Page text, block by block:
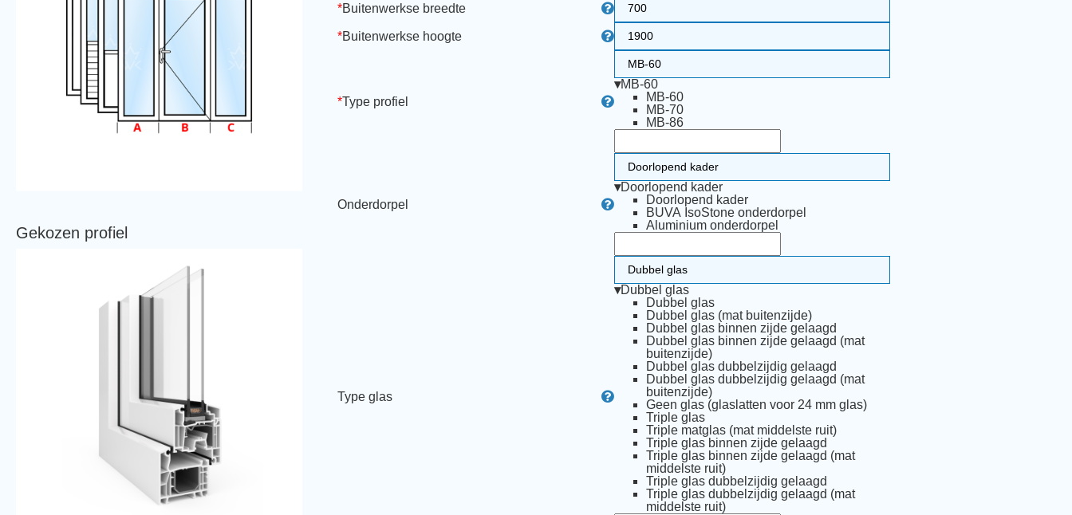
Gekozen profiel
*Buitenwerkse breedte
*Buitenwerkse hoogte
*Type profiel
MB-60
▾
MB-60
MB-70
MB-86
Onderdorpel
Doorlopend kader
▾
Doorlopend kader
BUVA IsoStone onderdorpel
Aluminium onderdorpel
Type glas
Dubbel glas
▾
Dubbel glas
Dubbel glas (mat buitenzijde)
Dubbel glas binnen zijde gelaagd
Dubbel glas binnen zijde gelaagd (mat
buitenzijde)
Dubbel glas dubbelzijdig gelaagd
Dubbel glas dubbelzijdig gelaagd (mat
buitenzijde)
Geen glas (glaslatten voor 24 mm glas)
Triple glas
Triple matglas (mat middelste ruit)
Triple glas binnen zijde gelaagd
Triple glas binnen zijde gelaagd (mat
middelste ruit)
Triple glas dubbelzijdig gelaagd
Triple glas dubbelzijdig gelaagd (mat
middelste ruit)